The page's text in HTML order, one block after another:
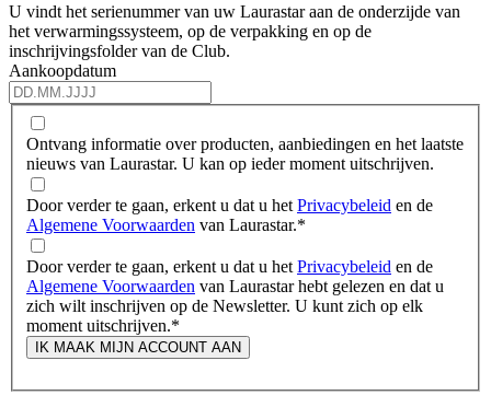
U vindt het serienummer van uw Laurastar aan de onderzijde van
het verwarmingssysteem, op de verpakking en op de
inschrijvingsfolder van de Club.
Aankoopdatum
Ontvang informatie over producten, aanbiedingen en het laatste
nieuws van Laurastar. U kan op ieder moment uitschrijven.
Door verder te gaan, erkent u dat u het Privacybeleid en de
Algemene Voorwaarden van Laurastar.*
Door verder te gaan, erkent u dat u het Privacybeleid en de
Algemene Voorwaarden van Laurastar hebt gelezen en dat u
zich wilt inschrijven op de Newsletter. U kunt zich op elk
moment uitschrijven.*
IK MAAK MIJN ACCOUNT AAN